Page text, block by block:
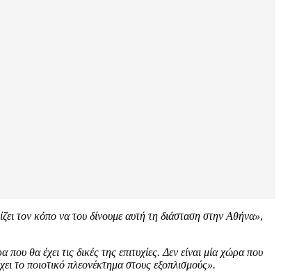
τον κόπο να του δίνουμε αυτή τη διάσταση στην Αθήνα»,
θα έχει τις δικές της επιτυχίες. Δεν είναι μία χώρα που
ποιοτικό πλεονέκτημα στους εξοπλισμούς».